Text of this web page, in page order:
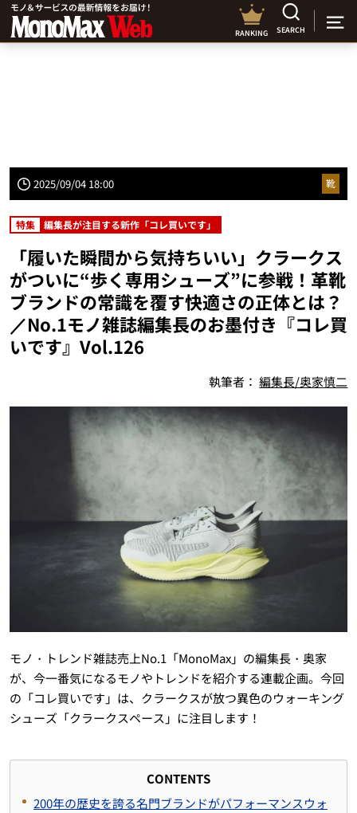
RANKING SEARCH
2025/09/04 18:00 靴
特集 編集長が注目する新作「コレ買いです」
「履いた瞬間から気持ちいい」クラークス
がついに“歩く専用シューズ”に参戦！革靴
ブランドの常識を覆す快適さの正体とは？
／No.1モノ雑誌編集長のお墨付き『コレ買
いです』Vol.126
執筆者：編集長/奥家慎二
モノ・トレンド雑誌売上No.1「MonoMax」の編集長・奥家
が、今一番気になるモノやトレンドを紹介する連載企画。今回
の「コレ買いです」は、クラークスが放つ異色のウォーキング
シューズ「クラークスペース」に注目します！
CONTENTS
200年の歴史を誇る名門ブランドがパフォーマンスウォ